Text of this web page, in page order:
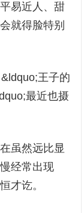
易近人、甜
就得脸特别
王子的
最近也摄
虽然远比显
经常出现
才讫。